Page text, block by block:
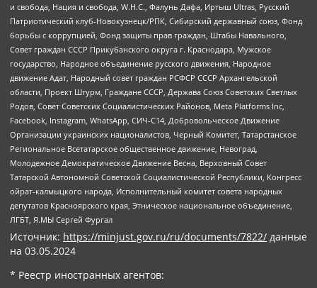
и свобода, Нация и свобода, W.H.С., Фалунь Дафа, Иртыш Ultras, Русский
Патриотический клуб-Новокузнецк/РПК, Сибирский державный союз, Фонд
борьбы с коррупцией, Фонд защиты прав граждан, Штабы Навального,
Совет граждан СССР Прикубанского округа г. Краснодара, Мужское
государство, Народное объединение русского движения, Народное
движение Адат, Народный совет граждан РСФСР СССР Архангельской
области, Проект Штурм, Граждане СССР, Держава Союз Советских Светлых
Родов, Совет Советских Социалистических Районов, Meta Platforms Inc,
Facebook, Instagram, WhatsApp, СИЧ-С14, Добровольческое Движение
Организации украинских националистов, Черный Комитет, Татарстанское
Региональное Всетатарское общественное движение, Невоград,
Молодежное Демократическое Движение Весна, Верховный Совет
Татарской Автономной Советской Социалистической Республики, Конгресс
ойрат-калмыцкого народа, Исполнительный комитет совета народных
депутатов Красноярского края, Этническое национальное объединение,
ЛГБТ, Я.МЫ Сергей Фургал
Источник: https://minjust.gov.ru/ru/documents/7822/ данные
на 03.05.2024
* Реестр иностранных агентов: